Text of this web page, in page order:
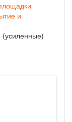
и
(усиленные)